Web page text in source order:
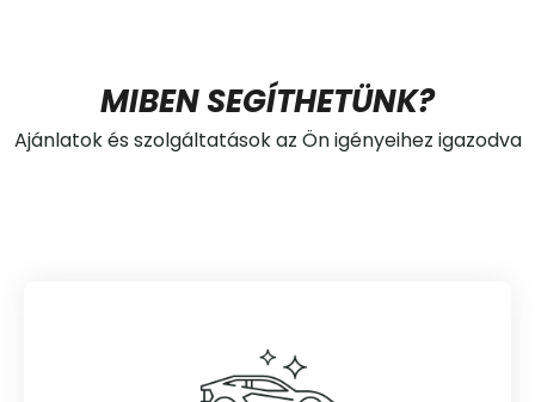
MIBEN SEGÍTHETÜNK?
Ajánlatok és szolgáltatások az Ön igényeihez igazodva